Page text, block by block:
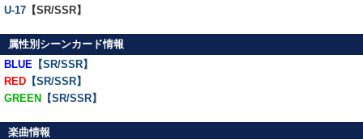
U-17 【SR/SSR】
属性別シーンカード情報
BLUE 【SR/SSR】
RED 【SR/SSR】
GREEN 【SR/SSR】
楽曲情報